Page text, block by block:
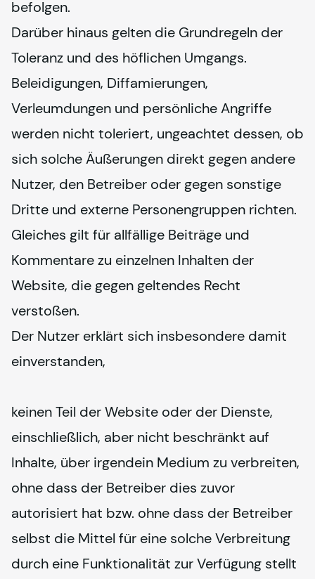
befolgen.
Darüber hinaus gelten die Grundregeln der
Toleranz und des höflichen Umgangs.
Beleidigungen, Diffamierungen,
Verleumdungen und persönliche Angriffe
werden nicht toleriert, ungeachtet dessen, ob
sich solche Äußerungen direkt gegen andere
Nutzer, den Betreiber oder gegen sonstige
Dritte und externe Personengruppen richten.
Gleiches gilt für allfällige Beiträge und
Kommentare zu einzelnen Inhalten der
Website, die gegen geltendes Recht
verstoßen.
Der Nutzer erklärt sich insbesondere damit
einverstanden,
keinen Teil der Website oder der Dienste,
einschließlich, aber nicht beschränkt auf
Inhalte, über irgendein Medium zu verbreiten,
ohne dass der Betreiber dies zuvor
autorisiert hat bzw. ohne dass der Betreiber
selbst die Mittel für eine solche Verbreitung
durch eine Funktionalität zur Verfügung stellt